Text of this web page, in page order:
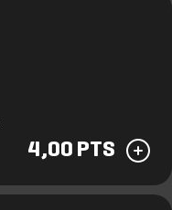
4,00 PTS